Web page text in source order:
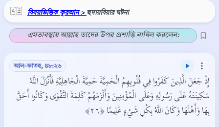
বিষয়ভিত্তিক কুরআন > হুদায়বিয়ার ঘটনা
এমতাবস্থায় আল্লাহ তাদের উপর প্রশান্তি নাযিল করলেন:
আল-ফাতহ, ৪৮:২৬
إِذْ جَعَلَ الَّذِينَ كَفَرُوا فِي قُلُوبِهِمُ الْحَمِيَّةَ حَمِيَّةَ الْجَاهِلِيَّةِ فَأَنْزَلَ اللَّهُ
سَكِينَتَهُ عَلَى رَسُولِهِ وَعَلَى الْمُؤْمِنِينَ وَأَلْزَمَهُمْ كَلِمَةَ التَّقْوَى وَكَانُوا أَحَقَّ
بِهَا وَأَهْلَهَا وَكَانَ اللَّهُ بِكُلِ شَيْءٍ عَلِيمًا ﴿٢٦﴾